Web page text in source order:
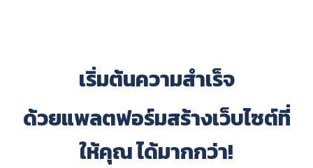
เริ่มต้นความสำเร็จ
ด้วยแพลตฟอร์มสร้างเว็บไซต์ที่
ให้คุณ ได้มากกว่า!